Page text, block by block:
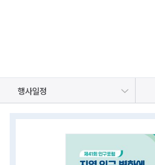
문
사
행사일정